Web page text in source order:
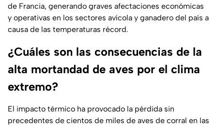
de Francia, generando graves afectaciones económicas
y operativas en los sectores avícola y ganadero del país a
causa de las temperaturas récord.
¿Cuáles son las consecuencias de la
alta mortandad de aves por el clima
extremo?
El impacto térmico ha provocado la pérdida sin
precedentes de cientos de miles de aves de corral en las